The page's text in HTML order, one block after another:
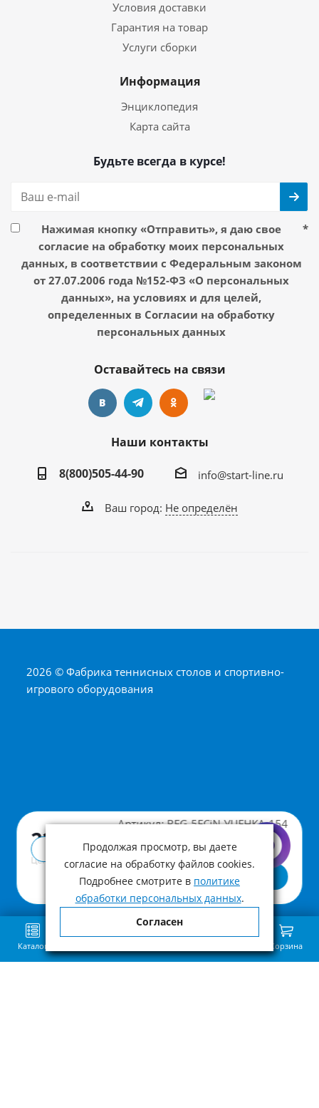
Артикул: BFG-5FСiN-УЦЕНКА-154
22 000 ₽
Цена с учетом НДС
В корзину
Купить в 1 клик
Условия доставки
Гарантия на товар
Услуги сборки
Информация
Энциклопедия
Карта сайта
Будьте всегда в курсе!
Нажимая кнопку «Отправить», я даю свое
согласие на обработку моих персональных
данных, в соответствии с Федеральным законом
от 27.07.2006 года №152-ФЗ «О персональных
данных», на условиях и для целей,
определенных в Согласии на обработку
персональных данных
*
Оставайтесь на связи
Наши контакты
8(800)505-44-90
info@start-line.ru
Ваш город: Не определён
2026 © Фабрика теннисных столов и спортивно-
игрового оборудования
Каталог Корзина
Продолжая просмотр, вы даете
согласие на обработку файлов cookies.
Подробнее смотрите в политике
обработки персональных данных.
Согласен